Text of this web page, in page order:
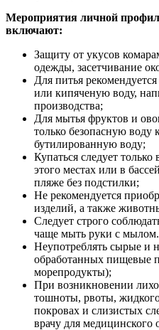
Мероприятия личной
включают:
Защиту от укусов
одежды, засетчивание
Для питья
или кипяченую воду,
производства;
Для мытья фруктов и
только безопасную воду
бутилированную воду;
Купаться следует
этого местах или в
пляже без подстилки;
Не рекомендуется
изделий, а также
Следует строго
чаще мыть руки с мылом.
Неупотреблять сырые и
обработанных пищевые
морепродукты);
При возникновении
тошноты, рвоты,
покровах и слизистых
врачу для медицинского